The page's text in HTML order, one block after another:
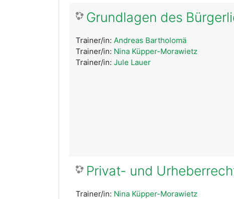
Grundlagen des
Trainer/in: Andreas Bartholomä
Trainer/in: Nina Küpper-Morawietz
Trainer/in: Jule Lauer
Privat- und
Trainer/in: Nina Küpper-Morawietz